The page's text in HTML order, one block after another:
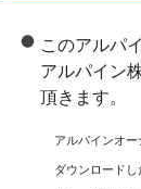
このアルパ
アルパイン
頂きます。
アルパインオ
ダウンロード